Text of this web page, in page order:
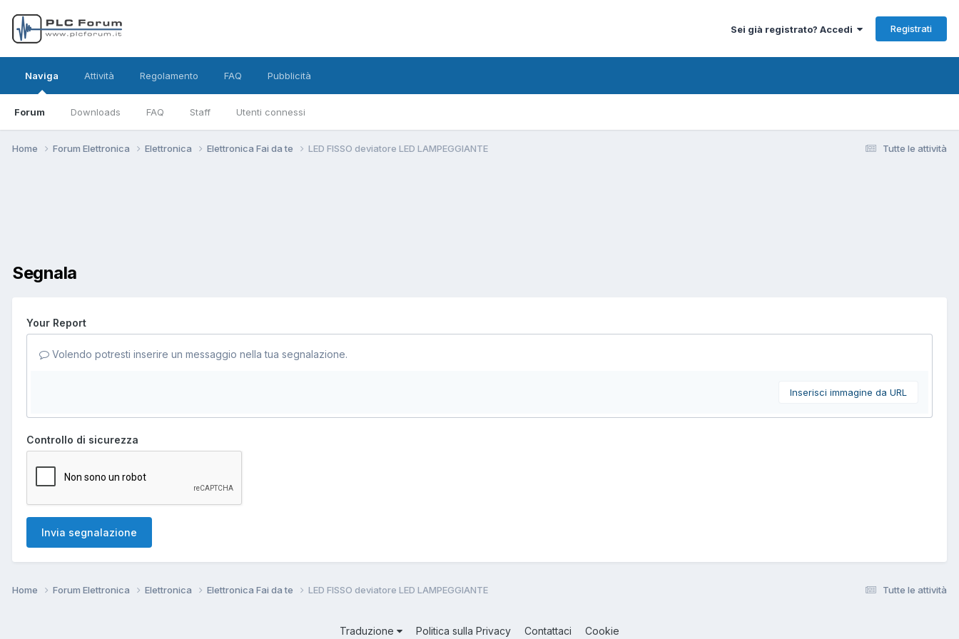
Sei già registrato? Accedi Registrati
Naviga
Forum Downloads FAQ Staff Utenti connessi
Attività Regolamento FAQ Pubblicità
Tutte le attività
Home Forum Elettronica Elettronica Elettronica Fai da te LED FISSO deviatore LED LAMPEGGIANTE
Segnala
Your Report
Volendo potresti inserire un messaggio nella tua segnalazione.
Inserisci immagine da URL
Controllo di sicurezza
Invia segnalazione
Tutte le attività
Home Forum Elettronica Elettronica Elettronica Fai da te LED FISSO deviatore LED LAMPEGGIANTE
Traduzione Politica sulla Privacy Contattaci Cookie